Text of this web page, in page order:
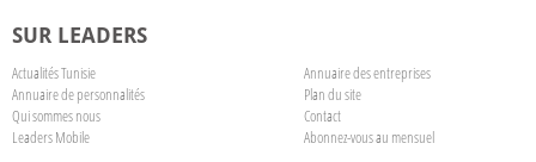
SUR LEADERS
Actualités Tunisie
Annuaire des entreprises
Annuaire de personnalités
Plan du site
Qui sommes nous
Contact
Leaders Mobile
Abonnez-vous au mensuel